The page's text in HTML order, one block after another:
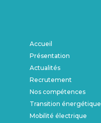
Accueil
Présentation
Actualités
Recrutement
Nos compétences
Transition énergétique
Mobilité électrique